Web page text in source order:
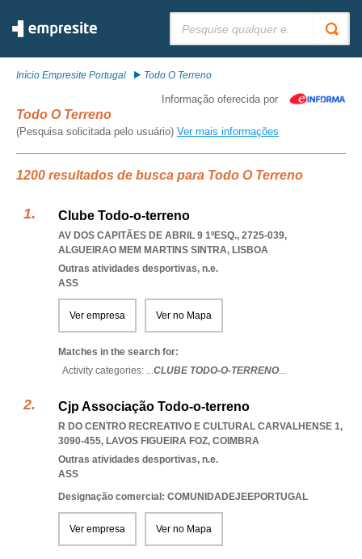
Início Empresite Portugal Todo O Terreno
Informação oferecida por
Todo O Terreno
(Pesquisa solicitada pelo usuário) Ver mais informações
1200 resultados de busca para Todo O Terreno
Clube Todo-o-terreno
AV DOS CAPITÃES DE ABRIL 9 1ºESQ., 2725-039,
ALGUEIRAO MEM MARTINS SINTRA, LISBOA
Outras atividades desportivas, n.e.
ASS
Ver empresa Ver no Mapa
Matches in the search for:
Activity categories: ...CLUBE TODO-O-TERRENO...
Cjp Associação Todo-o-terreno
R DO CENTRO RECREATIVO E CULTURAL CARVALHENSE 1,
3090-455, LAVOS FIGUEIRA FOZ, COIMBRA
Outras atividades desportivas, n.e.
ASS
Designação comercial: COMUNIDADEJEEPORTUGAL
Ver empresa Ver no Mapa